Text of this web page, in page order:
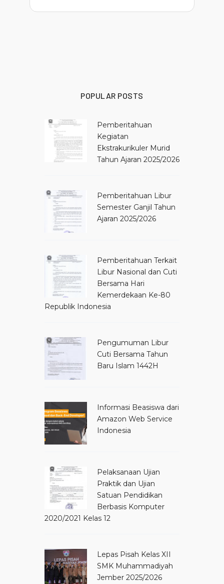
POPULAR POSTS
Pemberitahuan
Kegiatan
Ekstrakurikuler Murid
Tahun Ajaran 2025/2026
Pemberitahuan Libur
Semester Ganjil Tahun
Ajaran 2025/2026
Pemberitahuan Terkait
Libur Nasional dan Cuti
Bersama Hari
Kemerdekaan Ke-80
Republik Indonesia
Pengumuman Libur
Cuti Bersama Tahun
Baru Islam 1442H
Informasi Beasiswa dari
Amazon Web Service
Indonesia
Pelaksanaan Ujian
Praktik dan Ujian
Satuan Pendidikan
Berbasis Komputer
2020/2021 Kelas 12
Lepas Pisah Kelas XII
SMK Muhammadiyah
Jember 2025/2026